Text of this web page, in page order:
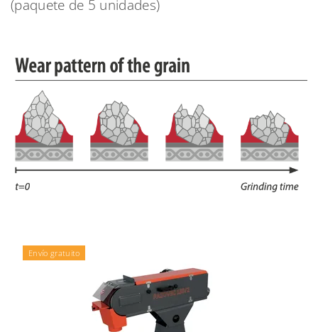
(paquete de 5 unidades)
Envío gratuito